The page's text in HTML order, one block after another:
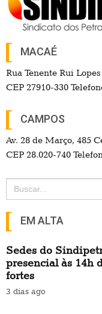
MACAÉ
Rua Tenente Rui
CEP 27910-330
CAMPOS
Av. 28 de Março, 485
CEP 28.020-740
Search
for:
EM ALTA
Sedes do
presencial às 14h
fortes
3 dias ago